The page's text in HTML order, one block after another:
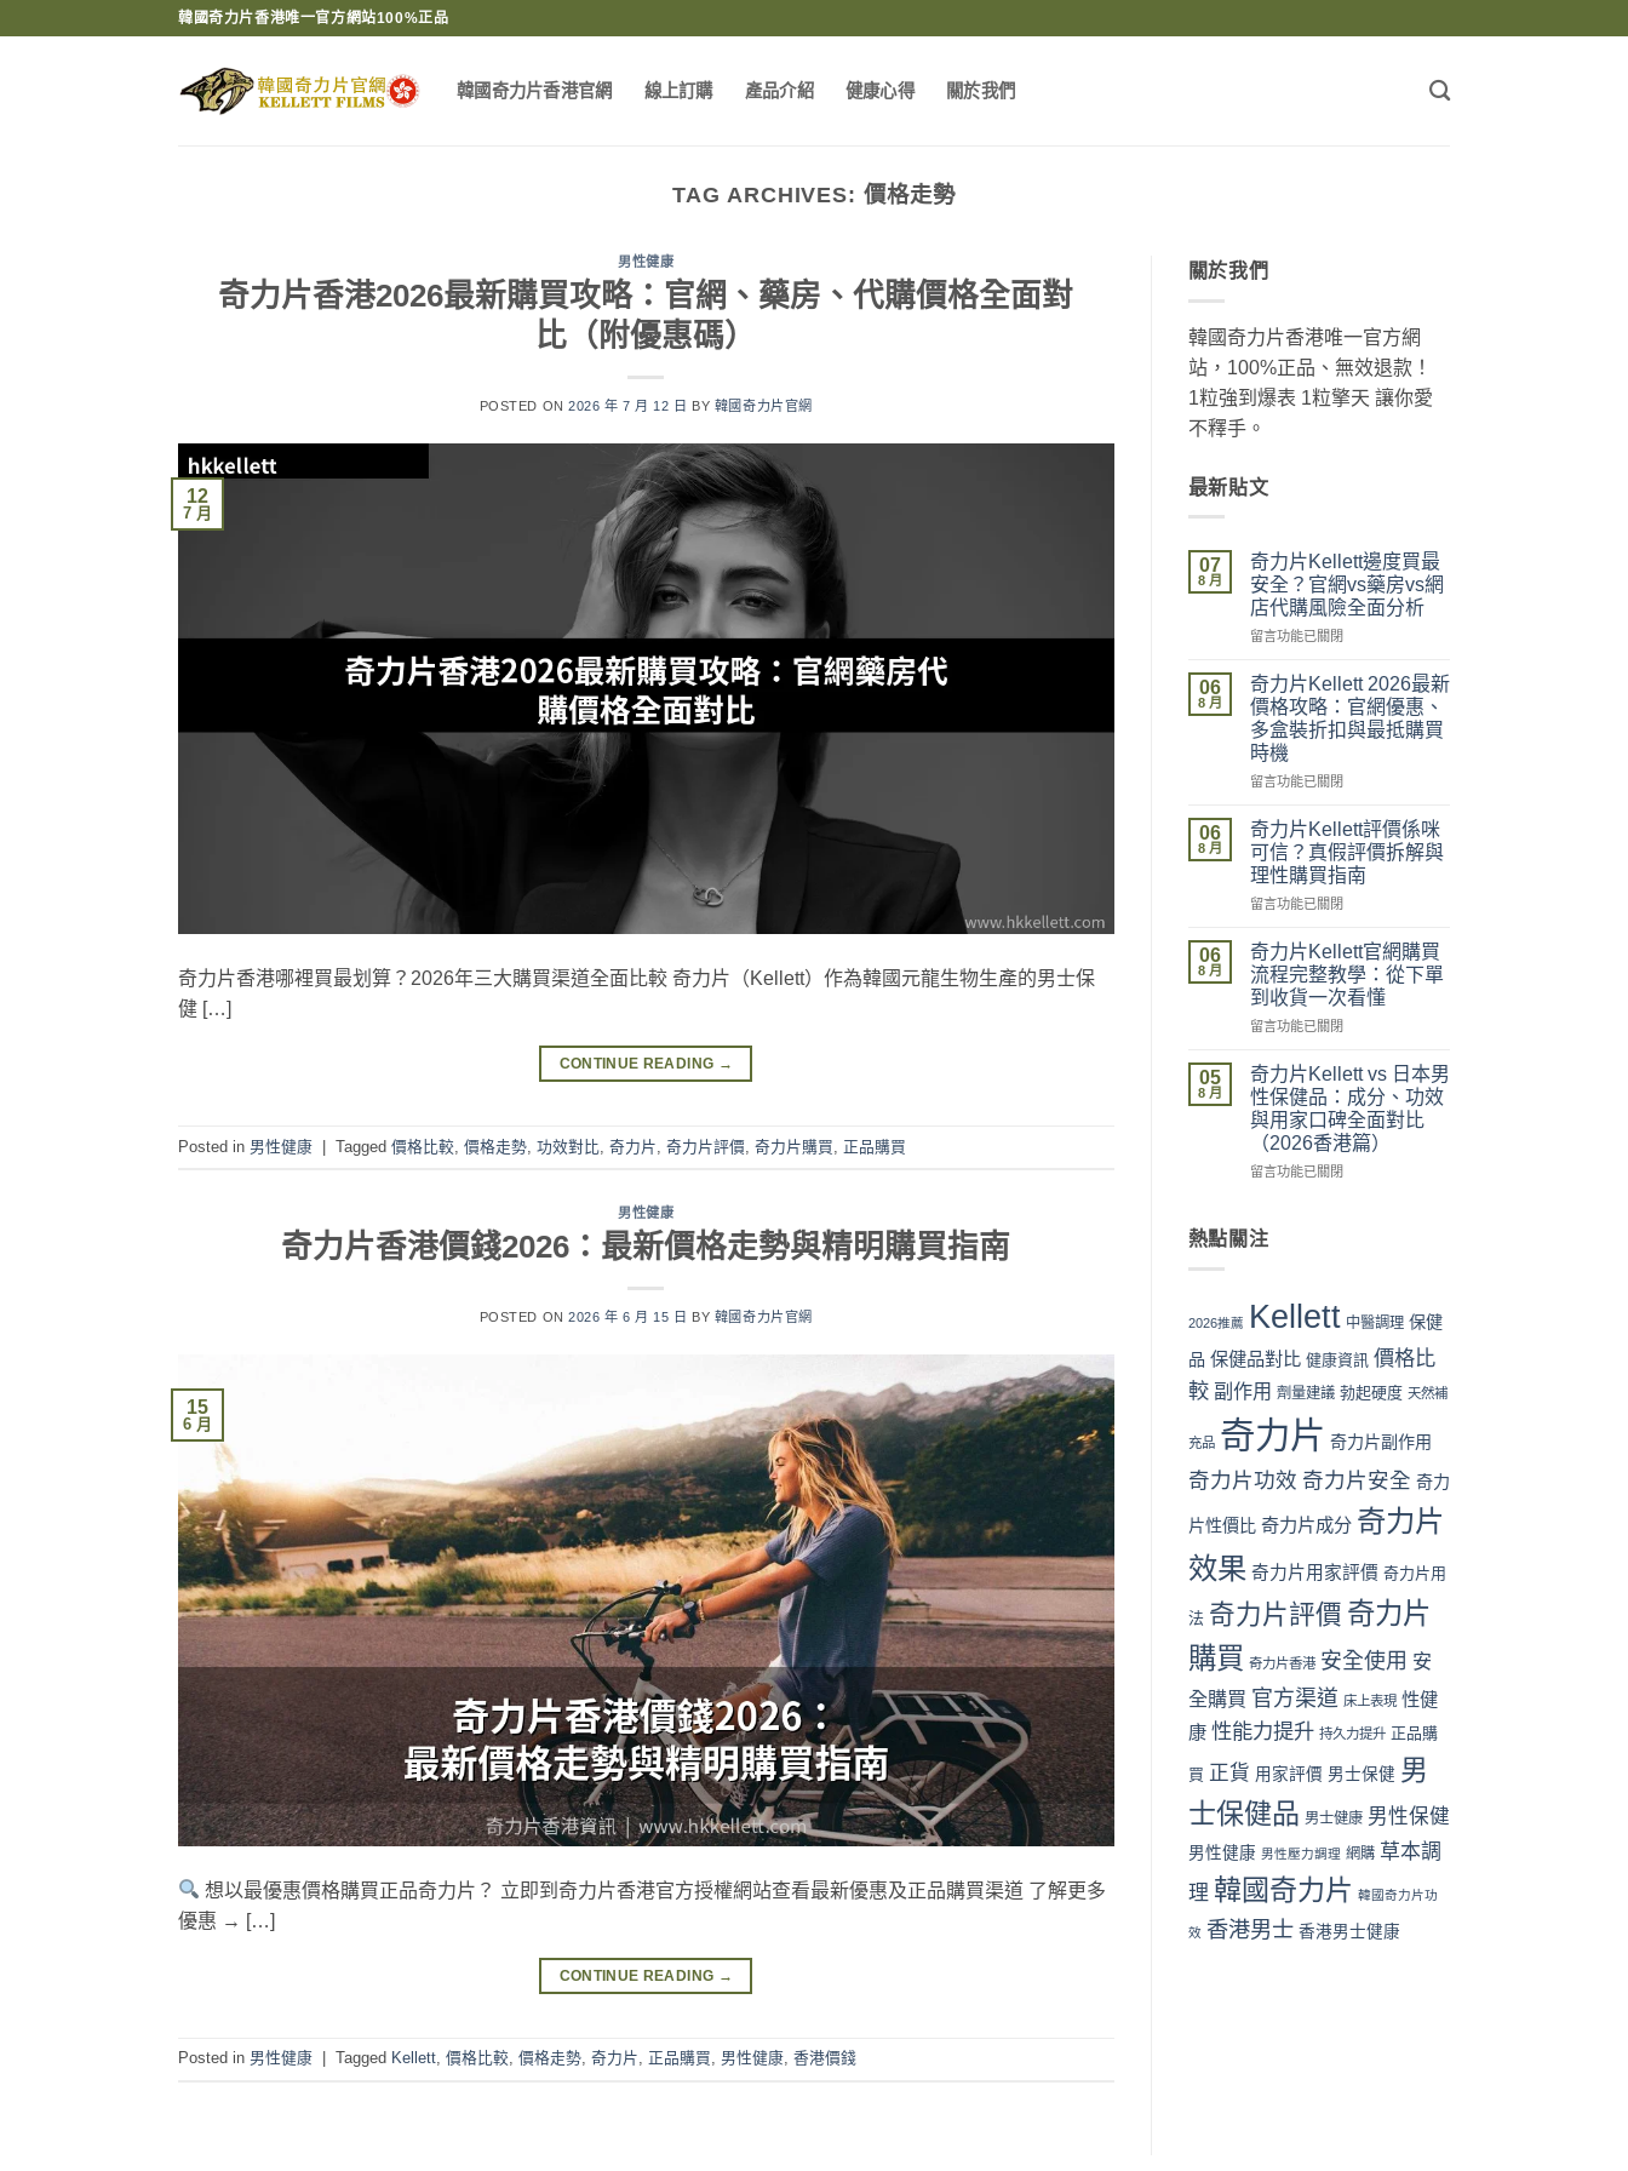
韓國奇力片香港唯一官方網站100%正品
韓國奇力片香港官網 線上訂購 產品介紹 健康心得 關於我們
TAG ARCHIVES:價格走勢
男性健康
奇力片香港2026最新購買攻略：官網、藥房、代購價格全面對
比（附優惠碼）
POSTED ON2026 年 7 月 12 日 BY 韓國奇力片官網
12
7 月
奇力片香港哪裡買最划算？2026年三大購買渠道全面比較 奇力片（Kellett）作為韓國元龍生物生產的男士保
健 […]
CONTINUE READING →
Posted in 男性健康 | Tagged 價格比較 價格走勢 功效對比 奇力片 奇力片評價 奇力片購買 正品購買
男性健康
奇力片香港價錢2026：最新價格走勢與精明購買指南
POSTED ON2026 年 6 月 15 日 BY 韓國奇力片官網
15
6 月
想以最優惠價格購買正品奇力片？ 立即到奇力片香港官方授權網站查看最新優惠及正品購買渠道 了解更多
優惠 → […]
CONTINUE READING →
Posted in 男性健康 Tagged Kellett 價格比較 價格走勢 奇力片 正品購買 男性健康 香港價錢
關於我們
韓國奇力片香港唯一官方網
站，100%正品、無效退款！
1粒強到爆表 1粒擎天 讓你愛
不釋手。
最新貼文
07
8 月
奇力片Kellett邊度買最
安全？官網vs藥房vs網
店代購風險全面分析
在
力
片
Kellett
邊
度
買
安
全？
官
網
vs
房
vs
網
店
代
風
險
全
面
析〉
留言功能已關閉
06
8 月
奇力片Kellett 2026最新
價格攻略：官網優惠、
多盒裝折扣與最抵購買
時機
在
力
片
Kellett
2026
最
價
格
攻
略：
官
優
惠、
多
盒
折
最
時
中
留言功能已關閉
06
8 月
奇力片Kellett評價係咪
可信？真假評價拆解與
理性購買指南
在
力
片
Kellett
評
價
咪
可
信？
真
評
解
購
指
中
留言功能已關閉
06
8 月
奇力片Kellett官網購買
流程完整教學：從下單
到收貨一次看懂
在
力
片
Kellett
官
購
程
完
學：
下
到
貨
次
懂〉
留言功能已關閉
05
8 月
奇力片Kellett vs 日本男
性保健品：成分、功效
與用家口碑全面對比
（2026香港篇）
在
片
本
性
健
品：
成
功
與
家
口
碑
全
對
比
（2026
香
篇）〉
留言功能已關閉
熱點關注
2026推薦 Kellett 中醫調理 保健
品 保健品對比 健康資訊 價格比
較 副作用 劑量建議 勃起硬度 天然補
充品 奇力片 奇力片副作用
奇力片功效 奇力片安全 奇力
片性價比 奇力片成分 奇力片
效果 奇力片用家評價 奇力片用
法 奇力片評價 奇力片
購買 奇力片香港 安全使用 安
全購買 官方渠道 床上表現 性健
康 性能力提升 持久力提升 正品購
買 正貨 用家評價 男士保健 男
士保健品 男士健康 男性保健
男性健康 男性壓力調理 網購 草本調
理 韓國奇力片 韓國奇力片功
效 香港男士 香港男士健康